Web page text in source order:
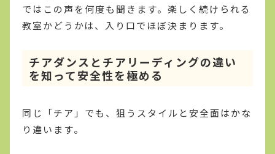
ではこの声を何度も聞きます。楽しく続けられる
教室かどうかは、入り口でほぼ決まります。
チアダンスとチアリーディングの違い
を知って安全性を極める
同じ「チア」でも、狙うスタイルと安全面はかな
り違います。